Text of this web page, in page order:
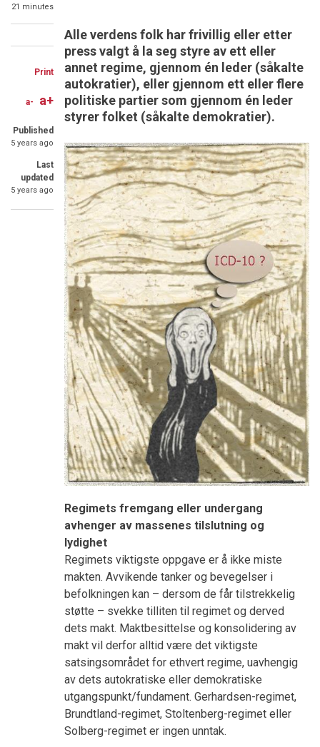
21 minutes
Share
on
Facebook
Share
on
Twitter
Share
through
email
Print
a- a+
Published
5 years ago
Last
updated
5 years ago
Alle verdens folk har frivillig eller etter
press valgt å la seg styre av ett eller
annet regime, gjennom én leder (såkalte
autokratier), eller gjennom ett eller flere
politiske partier som gjennom én leder
styrer folket (såkalte demokratier).
Regimets fremgang eller undergang
avhenger av massenes tilslutning og
lydighet
Regimets viktigste oppgave er å ikke miste
makten. Avvikende tanker og bevegelser i
befolkningen kan – dersom de får tilstrekkelig
støtte – svekke tilliten til regimet og derved
dets makt. Maktbesittelse og konsolidering av
makt vil derfor alltid være det viktigste
satsingsområdet for ethvert regime, uavhengig
av dets autokratiske eller demokratiske
utgangspunkt/fundament. Gerhardsen-regimet,
Brundtland-regimet, Stoltenberg-regimet eller
Solberg-regimet er ingen unntak.